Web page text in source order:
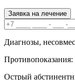
Заявка на лечение
Диагнозы,
Противопоказания:
Острый